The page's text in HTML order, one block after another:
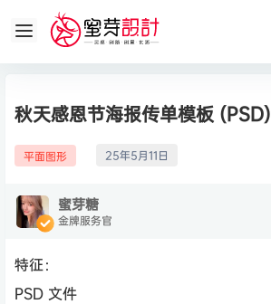
秋天感恩节海报传单模板 (PSD)
平面图形 25年5月11日
蜜芽糖
金牌服务官
特征：
PSD 文件